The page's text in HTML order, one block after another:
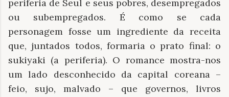
periferia de Seul e seus pobres, desempregados
ou subempregados. É como se cada
personagem fosse um ingrediente da receita
que, juntados todos, formaria o prato final: o
sukiyaki (a periferia). O romance mostra-nos
um lado desconhecido da capital coreana –
feio, sujo, malvado – que governos, livros